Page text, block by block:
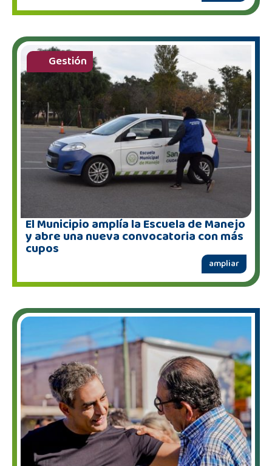
Gestión
El Municipio amplía la Escuela de Manejo
y abre una nueva convocatoria con más
cupos
ampliar